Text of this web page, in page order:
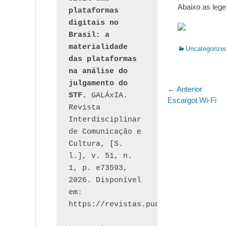
Abaixo as
Categorias:
de
← Anterior
Post
Escargot Wi-Fi
plataformas
digitais no
Brasil: a
materialidade
das plataformas
na análise do
julgamento do
STF.
GALÁxIA.
Revista
Interdisciplinar
de Comunicação e
Cultura, [S.
l.], v. 51, n.
1, p. e73593,
2026. Disponível
em: